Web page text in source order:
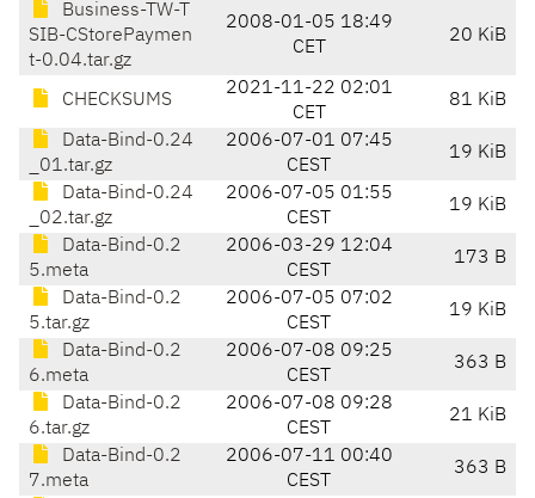
Business-TW-T
SIB-CStorePaymen
t-0.04.tar.gz
2008-01-05 18:49
CET
20 KiB
CHECKSUMS
2021-11-22 02:01
CET
81 KiB
Data-Bind-0.24
_01.tar.gz
2006-07-01 07:45
CEST
19 KiB
Data-Bind-0.24
_02.tar.gz
2006-07-05 01:55
CEST
19 KiB
Data-Bind-0.2
5.meta
2006-03-29 12:04
CEST
173 B
Data-Bind-0.2
5.tar.gz
2006-07-05 07:02
CEST
19 KiB
Data-Bind-0.2
6.meta
2006-07-08 09:25
CEST
363 B
Data-Bind-0.2
6.tar.gz
2006-07-08 09:28
CEST
21 KiB
Data-Bind-0.2
7.meta
2006-07-11 00:40
CEST
363 B